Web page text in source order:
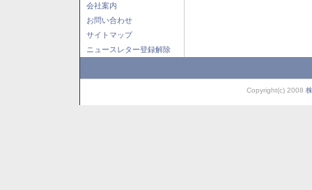
会社案内
お問い合わせ
サイトマップ
ニュースレター登録解除
Copyright(c) 2008